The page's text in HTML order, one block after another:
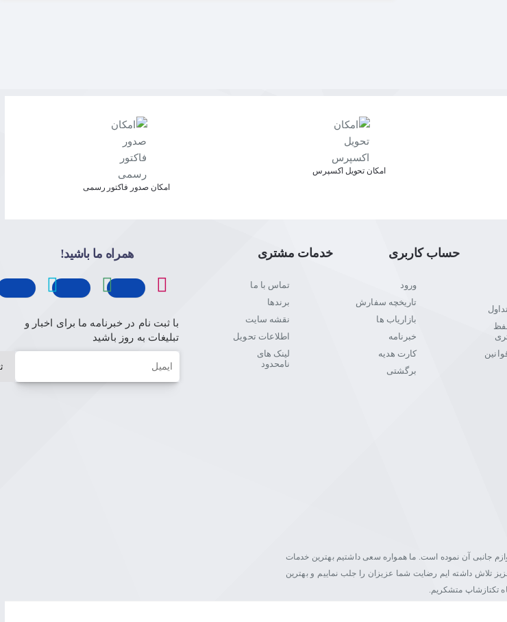
اﻣﮑﺎن ﺗﺤﻮﯾﻞ اﮐﺴﭙﺮس
امکان صدور فاکتور رسمی
حساب کاربری
ورود
تاریخچه سفارش
بازاریاب ها
خبرنامه
کارت هدیه
برگشتی
خدمات مشتری
تماس با ما
برندها
نقشه سایت
اطلاعات تحویل
لینک های
نامحدود
همراه ما باشید!
با ثبت نام در خبرنامه ما برای اخبار و
تبلیغات به روز باشید
ایمیل
کامپیوتر و لوازم جانبی آن نموده است. ما همواره سعی داشتیم بهترین خدمات
تلاش داشته ایم رضایت شما عزیزان را جلب نماییم و بهترین
تکتازشاپ متشکریم.